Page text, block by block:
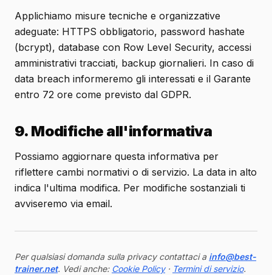
Applichiamo misure tecniche e organizzative
adeguate: HTTPS obbligatorio, password hashate
(bcrypt), database con Row Level Security, accessi
amministrativi tracciati, backup giornalieri. In caso di
data breach informeremo gli interessati e il Garante
entro 72 ore come previsto dal GDPR.
9. Modifiche all'informativa
Possiamo aggiornare questa informativa per
riflettere cambi normativi o di servizio. La data in alto
indica l'ultima modifica. Per modifiche sostanziali ti
avviseremo via email.
Per qualsiasi domanda sulla privacy contattaci a info@best-
trainer.net. Vedi anche: Cookie Policy· Termini di servizio.